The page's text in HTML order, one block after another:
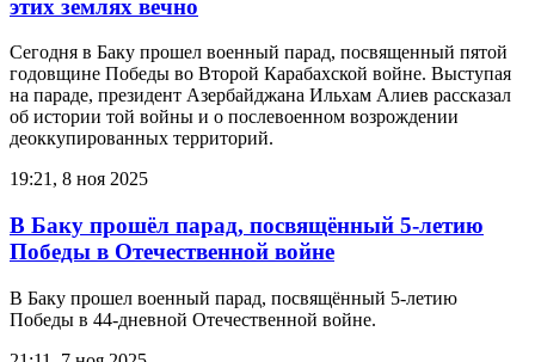
этих землях вечно
Сегодня в Баку прошел военный парад, посвященный пятой
годовщине Победы во Второй Карабахской войне. Выступая
на параде, президент Азербайджана Ильхам Алиев рассказал
об истории той войны и о послевоенном возрождении
деоккупированных территорий.
19:21, 8 ноя 2025
В Баку прошёл парад, посвящённый 5-летию
Победы в Отечественной войне
В Баку прошел военный парад, посвящённый 5-летию
Победы в 44-дневной Отечественной войне.